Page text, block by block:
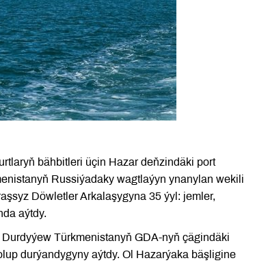
bähbitleri üçin Hazar deňzindäki port
Russiýadaky wagtlaýyn ynanylan wekili
Döwletler Arkalaşygyna 35 ýyl: jemler,
aýtdy.
Türkmenistanyň GDA-nyň çägindäki
durýandygyny aýtdy. Ol Hazarýaka bäşligine